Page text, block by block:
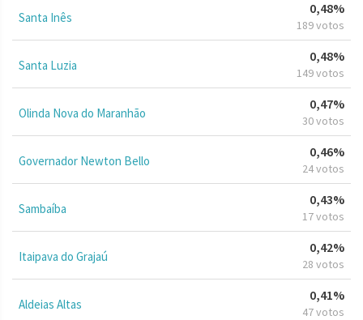
Santa Inês
0,48%
189 votos
Santa Luzia
0,48%
149 votos
Olinda Nova do Maranhão
0,47%
30 votos
Governador Newton Bello
0,46%
24 votos
Sambaíba
0,43%
17 votos
Itaipava do Grajaú
0,42%
28 votos
Aldeias Altas
0,41%
47 votos